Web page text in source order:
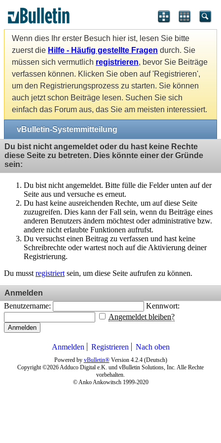
Wenn dies Ihr erster Besuch hier ist, lesen Sie bitte
zuerst die Hilfe - Häufig gestellte Fragen durch. Sie
müssen sich vermutlich registrieren, bevor Sie Beiträge
verfassen können. Klicken Sie oben auf 'Registrieren',
um den Registrierungsprozess zu starten. Sie können
auch jetzt schon Beiträge lesen. Suchen Sie sich
einfach das Forum aus, das Sie am meisten interessiert.
vBulletin-Systemmitteilung
Du bist nicht angemeldet oder du hast keine Rechte
diese Seite zu betreten. Dies könnte einer der Gründe
sein:
Du bist nicht angemeldet. Bitte fülle die Felder unten auf der
Seite aus und versuche es erneut.
Du hast keine ausreichenden Rechte, um auf diese Seite
zuzugreifen. Dies kann der Fall sein, wenn du Beiträge eines
anderen Benutzers ändern möchtest oder administrative bzw.
andere nicht erlaubte Funktionen aufrufst.
Du versuchst einen Beitrag zu verfassen und hast keine
Schreibrechte oder wartest noch auf die Aktivierung deiner
Registrierung.
Du musst registriert sein, um diese Seite aufrufen zu können.
Anmelden
Benutzername:
Kennwort:
Angemeldet bleiben?
Anmelden
Anmelden Registrieren Nach oben
Powered by vBulletin®Version 4.2.4 (Deutsch)
Copyright ©2026 Adduco Digital e.K. und vBulletin Solutions, Inc. Alle Rechte
vorbehalten.
© Anko Ankowitsch 1999-2020